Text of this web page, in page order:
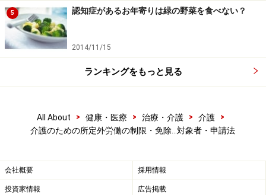
んな制度はない」などと断られてしまった場合は、労働
局に相談しましょう。会社に対して、所定外労働の制限
を受け入れるように指導してくれます。会社がこの指導
に従わない場合は、20万円以下の罰金を支払わなければ
詳しくは「不利益取扱いの禁止について（両立支援のひ
5 認知症があるお年寄りは緑の野菜を食べない？
2014/11/15
ランキングをもっと見る
All About > 健康・医療 > 治療・介護 > 介護
>
介護のための所定外労働の制限・免除…対象者・申請法
会社概要 採用情報
投資家情報 広告掲載